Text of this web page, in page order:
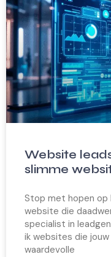
Website
slimme
Stop met hopen
website die
specialist in
ik websites die
waardevolle